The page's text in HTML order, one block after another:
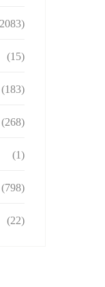
(15)
(183)
(268)
(1)
(798)
(22)